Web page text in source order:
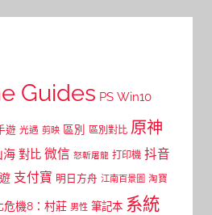
Guides PS Win10
遊 光遇 剪映 區別 區別對比 原神
海 對比 微信 怒斬屠龍 打印機 抖音
支付寶 明日方舟 江南百景圖 淘寶
危機8：村莊 男性 筆記本 系統